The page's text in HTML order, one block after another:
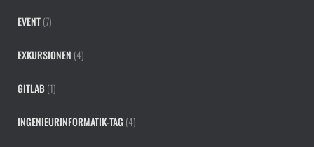
EVENT(7)
EXKURSIONEN (4)
GITLAB(1)
INGENIEURINFORMATIK-TAG (4)